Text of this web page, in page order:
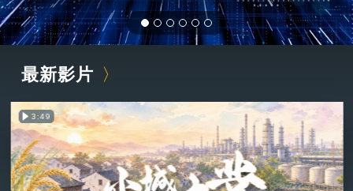
最新影片
3:49